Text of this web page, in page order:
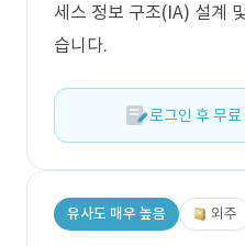
세스 정보 구조(IA) 설계
습니다.
로그인 후 무
유사도 매우 높음 외주